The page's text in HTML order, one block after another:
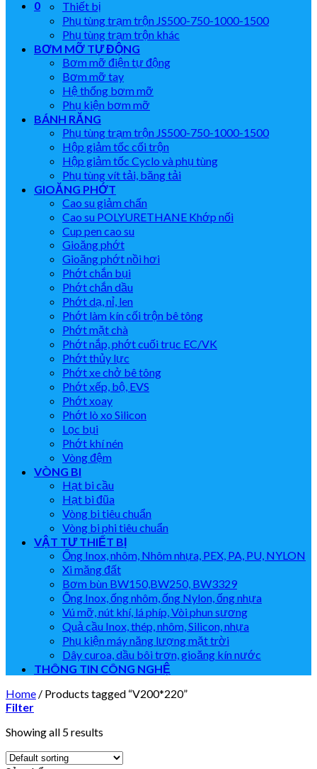
0
Thiết bị
Phụ tùng trạm trộn JS500-750-1000-1500
Phụ tùng trạm trộn khác
BƠM MỠ TỰ ĐỘNG
Bơm mỡ điện tự động
Bơm mỡ tay
Hệ thống bơm mỡ
Phụ kiện bơm mỡ
BÁNH RĂNG
Phụ tùng trạm trộn JS500-750-1000-1500
Hộp giảm tốc cối trộn
Hộp giảm tốc Cyclo và phụ tùng
Phụ tùng vít tải, băng tải
GIOĂNG PHỚT
Cao su giảm chấn
Cao su POLYURETHANE Khớp nối
Cup pen cao su
Gioăng phớt
Gioăng phớt nồi hơi
Phớt chắn bụi
Phớt chắn dầu
Phớt dạ, nỉ, len
Phớt làm kín cối trộn bê tông
Phớt mặt chà
Phớt nắp, phớt cuối trục EC/VK
Phớt thủy lực
Phớt xe chở bê tông
Phớt xếp, bộ, EVS
Phớt xoay
Phớt lò xo Silicon
Lọc bụi
Phớt khí nén
Vòng đệm
VÒNG BI
Hạt bi cầu
Hạt bi đũa
Vòng bi tiêu chuẩn
Vòng bi phi tiêu chuẩn
VẬT TƯ THIẾT BỊ
Ống Inox, nhôm, Nhôm nhựa, PEX, PA, PU, NYLON
Xi măng đất
Bơm bùn BW150,BW250, BW3329
Ống Inox, ống nhôm, ống Nylon, ống nhựa
Vú mỡ, nút khí, lá phíp, Vòi phun sương
Quả cầu Inox, thép, nhôm, Silicon, nhựa
Phụ kiện máy năng lượng mặt trời
Dây curoa, dầu bôi trơn, gioăng kín nước
THÔNG TIN CÔNG NGHỆ
Home / Products tagged “V200*220”
Filter
Showing all 5 results